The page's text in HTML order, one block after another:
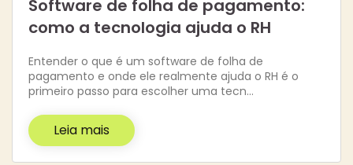
Software de folha de pagamento:
como a tecnologia ajuda o RH
Entender o que é um software de folha de
pagamento e onde ele realmente ajuda o RH é o
primeiro passo para escolher uma tecn…
Leia mais